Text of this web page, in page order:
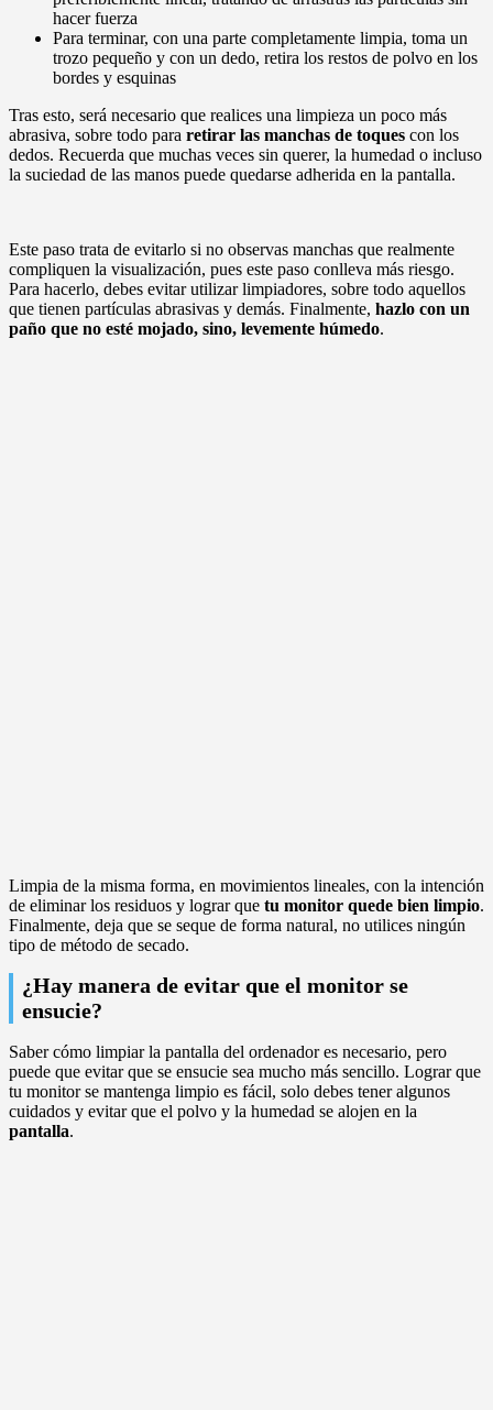
hacer fuerza
Para terminar, con una parte completamente limpia, toma un
trozo pequeño y con un dedo, retira los restos de polvo en los
bordes y esquinas
Tras esto, será necesario que realices una limpieza un poco más
abrasiva, sobre todo para retirar las manchas de toques con los
dedos. Recuerda que muchas veces sin querer, la humedad o incluso
la suciedad de las manos puede quedarse adherida en la pantalla.
Este paso trata de evitarlo si no observas manchas que realmente
compliquen la visualización, pues este paso conlleva más riesgo.
Para hacerlo, debes evitar utilizar limpiadores, sobre todo aquellos
que tienen partículas abrasivas y demás. Finalmente, hazlo con un
paño que no esté mojado, sino, levemente húmedo.
Limpia de la misma forma, en movimientos lineales, con la intención
de eliminar los residuos y lograr que tu monitor quede bien limpio.
Finalmente, deja que se seque de forma natural, no utilices ningún
tipo de método de secado.
¿Hay manera de evitar que el monitor se
ensucie?
Saber cómo limpiar la pantalla del ordenador es necesario, pero
puede que evitar que se ensucie sea mucho más sencillo. Lograr que
tu monitor se mantenga limpio es fácil, solo debes tener algunos
cuidados y evitar que el polvo y la humedad se alojen en la
pantalla.